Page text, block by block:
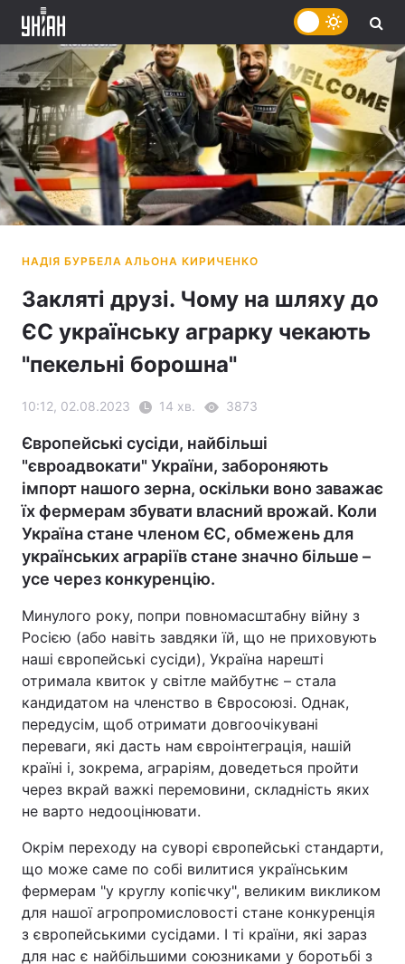
Головна Війна
Україна Політика
Закляті друзі. Чому на шляху до
ЄС українську аграрку чекають
"пекельні борошна"
10:12, 02.08.2023 14 хв. 3873
Європейські сусіди, найбільші
"євроадвокати" України, забороняють
імпорт нашого зерна, оскільки воно заважає
їх фермерам збувати власний врожай. Коли
Україна стане членом ЄС, обмежень для
українських аграріїв стане значно більше –
усе через конкуренцію.
Минулого року, попри повномасштабну війну з
Росією (або навіть завдяки їй, що не приховують
наші європейські сусіди), Україна нарешті
отримала квиток у світле майбутнє – стала
кандидатом на членство в Євросоюзі. Однак,
передусім, щоб отримати довгоочікувані
переваги, які дасть нам євроінтеграція, нашій
країні і, зокрема, аграріям, доведеться пройти
через вкрай важкі перемовини, складність яких
не варто недооцінювати.
Окрім переходу на суворі європейські стандарти,
що може саме по собі вилитися українським
фермерам "у круглу копієчку", великим викликом
для нашої агропромисловості стане конкуренція
з європейськими сусідами. І ті країни, які зараз
для нас є найбільшими союзниками у боротьбі з